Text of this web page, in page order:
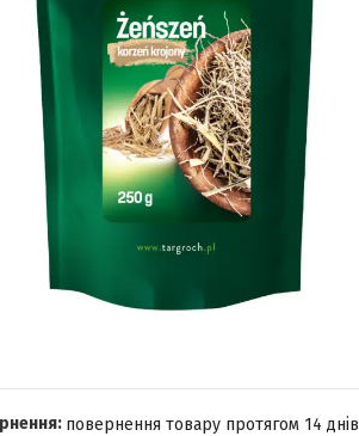
повернення товару протягом 14 днів